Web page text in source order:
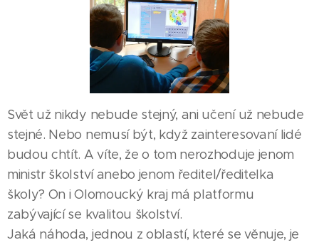
Svět už nikdy nebude stejný, ani učení už nebude
stejné. Nebo nemusí být, když zainteresovaní lidé
budou chtít. A víte, že o tom nerozhoduje jenom
ministr školství anebo jenom ředitel/ředitelka
školy? On i Olomoucký kraj má platformu
zabývající se kvalitou školství.
Jaká náhoda, jednou z oblastí, které se věnuje, je